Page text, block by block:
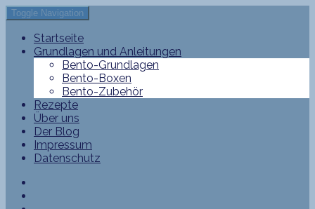
Toggle Navigation
Startseite
Grundlagen und Anleitungen
Bento-Grundlagen
Bento-Boxen
Bento-Zubehör
Rezepte
Über uns
Der Blog
Impressum
Datenschutz